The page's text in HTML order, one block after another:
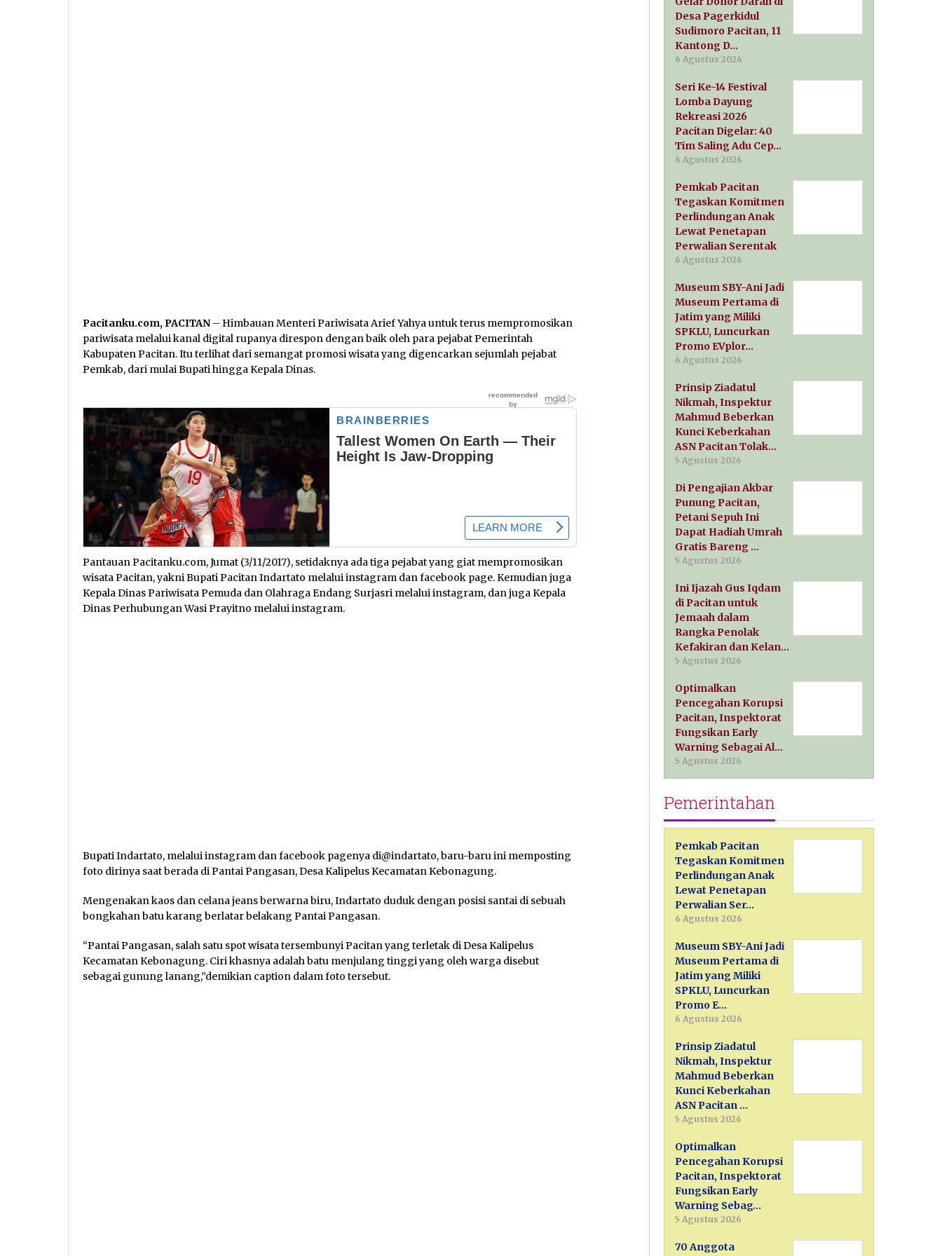
Pacitanku.com, PACITAN – Himbauan Menteri Pariwisata Arief Yahya untuk terus mempromosikan
pariwisata melalui kanal digital rupanya direspon dengan baik oleh para pejabat Pemerintah
Kabupaten Pacitan. Itu terlihat dari semangat promosi wisata yang digencarkan sejumlah pejabat
Pemkab, dari mulai Bupati hingga Kepala Dinas.
Pantauan Pacitanku.com, Jumat (3/11/2017), setidaknya ada tiga pejabat yang giat mempromosikan
wisata Pacitan, yakni Bupati Pacitan Indartato melalui instagram dan facebook page. Kemudian juga
Kepala Dinas Pariwisata Pemuda dan Olahraga Endang Surjasri melalui instagram, dan juga Kepala
Dinas Perhubungan Wasi Prayitno melalui instagram.
Bupati Indartato, melalui instagram dan facebook pagenya di@indartato, baru-baru ini memposting
foto dirinya saat berada di Pantai Pangasan, Desa Kalipelus Kecamatan Kebonagung.
Mengenakan kaos dan celana jeans berwarna biru, Indartato duduk dengan posisi santai di sebuah
bongkahan batu karang berlatar belakang Pantai Pangasan.
“Pantai Pangasan, salah satu spot wisata tersembunyi Pacitan yang terletak di Desa Kalipelus
Kecamatan Kebonagung. Ciri khasnya adalah batu menjulang tinggi yang oleh warga disebut
sebagai gunung lanang,”demikian caption dalam foto tersebut.
Desa Pagerkidul
Sudimoro Pacitan, 11
Kantong D…
6 Agustus 2026
Seri Ke-14 Festival
Lomba Dayung
Rekreasi 2026
Pacitan Digelar: 40
Tim Saling Adu Cep…
6 Agustus 2026
Pemkab Pacitan
Tegaskan Komitmen
Perlindungan Anak
Lewat Penetapan
Perwalian Serentak
6 Agustus 2026
Museum SBY-Ani Jadi
Museum Pertama di
Jatim yang Miliki
SPKLU, Luncurkan
Promo EVplor…
6 Agustus 2026
Prinsip Ziadatul
Nikmah, Inspektur
Mahmud Beberkan
Kunci Keberkahan
ASN Pacitan Tolak…
5 Agustus 2026
Di Pengajian Akbar
Punung Pacitan,
Petani Sepuh Ini
Dapat Hadiah Umrah
Gratis Bareng …
5 Agustus 2026
Ini Ijazah Gus Iqdam
di Pacitan untuk
Jemaah dalam
Rangka Penolak
Kefakiran dan Kelan…
5 Agustus 2026
Optimalkan
Pencegahan Korupsi
Pacitan, Inspektorat
Fungsikan Early
Warning Sebagai Al…
5 Agustus 2026
Pemerintahan
Pemkab Pacitan
Tegaskan Komitmen
Perlindungan Anak
Lewat Penetapan
Perwalian Ser…
6 Agustus 2026
Museum SBY-Ani Jadi
Museum Pertama di
Jatim yang Miliki
SPKLU, Luncurkan
Promo E…
6 Agustus 2026
Prinsip Ziadatul
Nikmah, Inspektur
Mahmud Beberkan
Kunci Keberkahan
ASN Pacitan …
5 Agustus 2026
Optimalkan
Pencegahan Korupsi
Pacitan, Inspektorat
Fungsikan Early
Warning Sebag…
5 Agustus 2026
70 Anggota